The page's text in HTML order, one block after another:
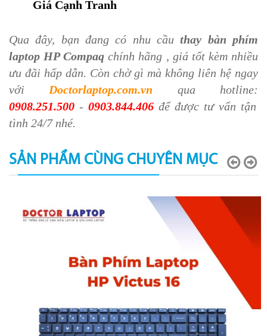
Giá Cạnh Tranh
Qua đây, bạn đang có nhu cầu thay bàn phím
laptop HP Compaq chính hãng , giá tốt kèm nhiều
ưu đãi hấp dẫn. Còn chờ gì mà không liên hệ ngay
với Doctorlaptop.com.vn qua hotline:
0908.251.500 - 0903.844.406 để được tư vấn tận
tình 24/7 nhé.
SẢN PHẨM CÙNG CHUYÊN MỤC